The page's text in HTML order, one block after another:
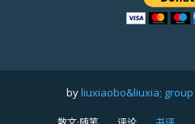
byliuxiaobo&liuxia; group